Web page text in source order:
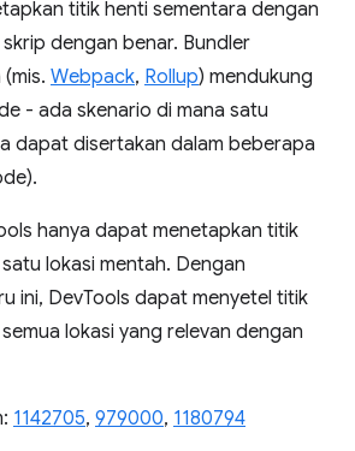
titik henti sementara dengan
dengan benar. Bundler
Webpack, Rollup) mendukung
- ada skenario di mana satu
dapat disertakan dalam beberapa
hanya dapat menetapkan titik
lokasi mentah. Dengan
ini, DevTools dapat menyetel titik
lokasi yang relevan dengan
1142705, 979000, 1180794